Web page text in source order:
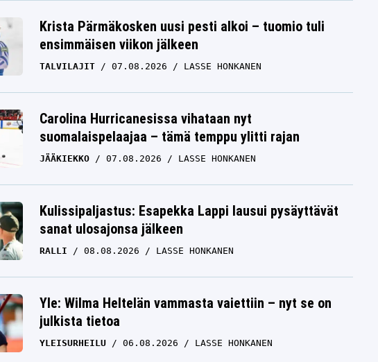
Krista Pärmäkosken uusi pesti alkoi – tuomio tuli
ensimmäisen viikon jälkeen
TALVILAJIT 07.08.2026 LASSE HONKANEN
Carolina Hurricanesissa vihataan nyt
suomalaispelaajaa – tämä temppu ylitti rajan
JÄÄKIEKKO 07.08.2026 LASSE HONKANEN
Kulissipaljastus: Esapekka Lappi lausui pysäyttävät
sanat ulosajonsa jälkeen
RALLI 08.08.2026 LASSE HONKANEN
Yle: Wilma Heltelän vammasta vaiettiin – nyt se on
julkista tietoa
YLEISURHEILU 06.08.2026 LASSE HONKANEN